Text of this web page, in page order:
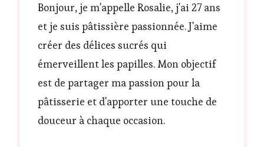
Bonjour, je m'appelle Rosalie, j'ai 27 ans
et je suis pâtissière passionnée. J'aime
créer des délices sucrés qui
émerveillent les papilles. Mon objectif
est de partager ma passion pour la
pâtisserie et d'apporter une touche de
douceur à chaque occasion.